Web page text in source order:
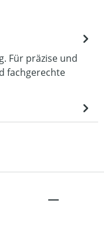
Für präzise und
fachgerechte